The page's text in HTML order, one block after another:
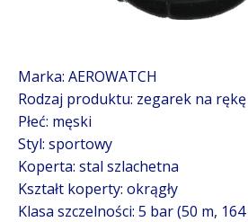
Marka: AEROWATCH
Rodzaj produktu: zegarek na rękę
Płeć: męski
Styl: sportowy
Koperta: stal szlachetna
Kształt koperty: okrągły
Klasa szczelności: 5 bar (50 m,